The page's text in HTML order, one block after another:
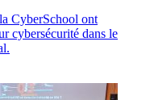
CyberSchool ont
cybersécurité dans le